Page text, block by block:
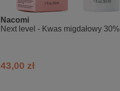
Nacomi
Next level - Kwas migdałowy 30%
43,00 zł